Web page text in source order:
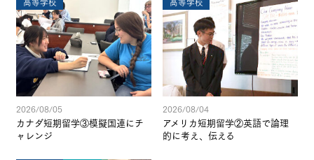
2026/08/05
カナダ短期留学③模擬国連にチ
ャレンジ
2026/08/04
アメリカ短期留学②英語で論理
的に考え、伝える